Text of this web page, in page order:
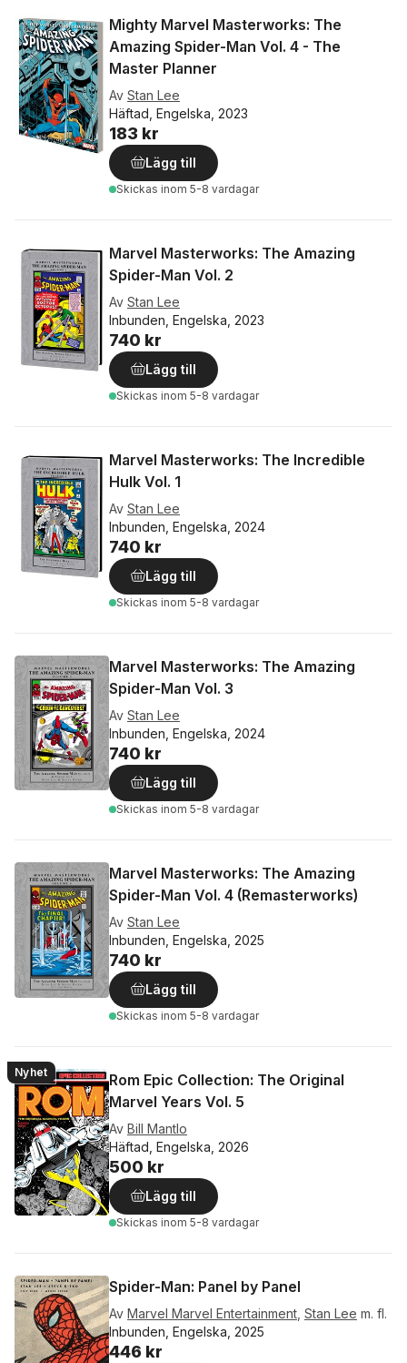
Mighty Marvel Masterworks: The
Amazing Spider-Man Vol. 4 - The
Master Planner
Av Stan Lee
Häftad, Engelska, 2023
183 kr
Lägg till
Skickas inom 5-8 vardagar
Marvel Masterworks: The Amazing
Spider-Man Vol. 2
Av Stan Lee
Inbunden, Engelska, 2023
740 kr
Lägg till
Skickas inom 5-8 vardagar
Marvel Masterworks: The Incredible
Hulk Vol. 1
Av Stan Lee
Inbunden, Engelska, 2024
740 kr
Lägg till
Skickas inom 5-8 vardagar
Marvel Masterworks: The Amazing
Spider-Man Vol. 3
Av Stan Lee
Inbunden, Engelska, 2024
740 kr
Lägg till
Skickas inom 5-8 vardagar
Marvel Masterworks: The Amazing
Spider-Man Vol. 4 (Remasterworks)
Av Stan Lee
Inbunden, Engelska, 2025
740 kr
Lägg till
Skickas inom 5-8 vardagar
Nyhet
Rom Epic Collection: The Original
Marvel Years Vol. 5
Av Bill Mantlo
Häftad, Engelska, 2026
500 kr
Lägg till
Skickas inom 5-8 vardagar
Spider-Man: Panel by Panel
Av Marvel Marvel Entertainment Stan Lee m. fl.
Inbunden, Engelska, 2025
446 kr